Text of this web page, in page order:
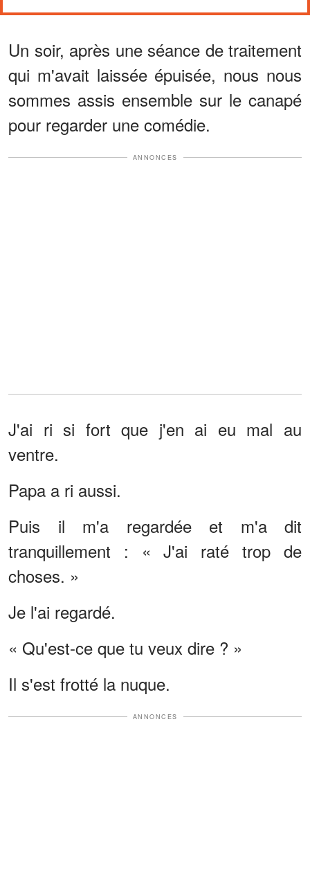
Un soir, après une séance de traitement
qui m'avait laissée épuisée, nous nous
sommes assis ensemble sur le canapé
pour regarder une comédie.
ANNONCES
J'ai ri si fort que j'en ai eu mal au
ventre.
Papa a ri aussi.
Puis il m'a regardée et m'a dit
tranquillement : « J'ai raté trop de
choses. »
Je l'ai regardé.
« Qu'est-ce que tu veux dire ? »
Il s'est frotté la nuque.
ANNONCES